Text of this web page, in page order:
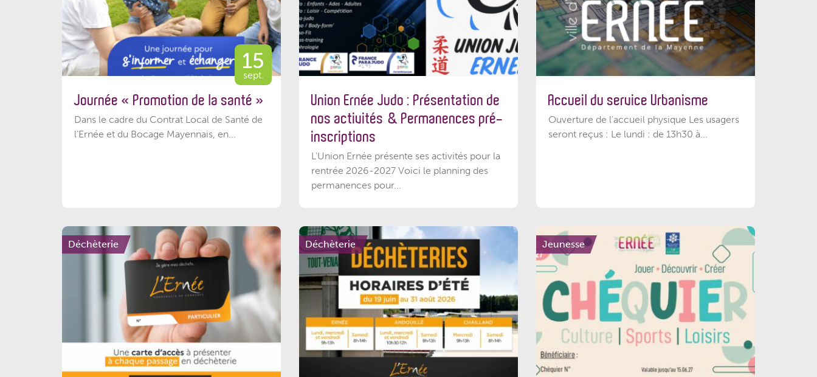
15
sept.
Journée « Promotion de la santé »
Dans le cadre du Contrat Local de Santé de
l’Ernée et du Bocage Mayennais, en...
Union Ernée Judo : Présentation de
nos activités & Permanences pré-
inscriptions
L'Union Ernée présente ses activités pour la
rentrée 2026-2027 Voici le planning des
permanences pour...
Accueil du service Urbanisme
Ouverture de l'accueil physique Les usagers
seront reçus : Le lundi : de 13h30 à...
Déchèterie Déchèterie Jeunesse